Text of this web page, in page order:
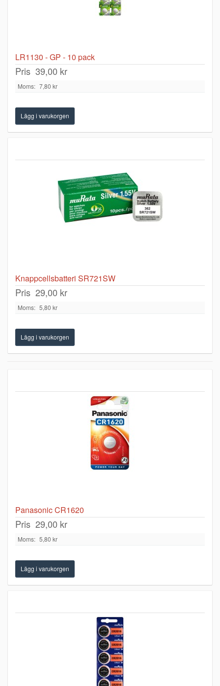
LR1130 - GP - 10 pack
Pris 39,00 kr
Moms: 7,80 kr
Knappcellsbatteri SR721SW
Pris 29,00 kr
Moms: 5,80 kr
Panasonic CR1620
Pris 29,00 kr
Moms: 5,80 kr